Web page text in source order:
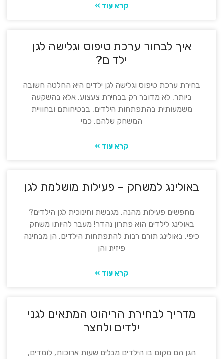
קרא עוד »
איך לבחור ערכת טיפוס וגלישה לגן
ילדים?
בחירת ערכת טיפוס וגלישה לגן ילדים היא החלטה חשובה
ביותר. לא מדובר רק בבחירת צעצוע, אלא בהשקעה
משמעותית בהתפתחות הילדים, בבטיחותם ובחוויית
המשחק שלהם. כמי
קרא עוד »
באולינג למשחק – פעילות מושלמת לגן
מחפשים פעילות מהנה, מגבשת וחינוכית לגן הילדים?
באולינג לילדים הוא פתרון נהדר! מעבר להיותו משחק
כיפי, באולינג תורם רבות להתפתחות הילדים, הן מבחינה
פיזית והן
קרא עוד »
מדריך לבחירת הריהוט המתאים לגני
ילדים ולחצר
הגן הם מקום בו הילדים מבלים שעות ארוכות, לומדים,